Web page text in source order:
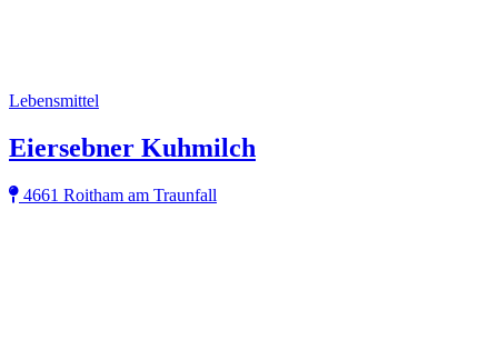
Lebensmittel
Eiersebner Kuhmilch
4661 Roitham am Traunfall